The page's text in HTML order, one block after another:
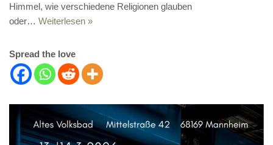
Himmel, wie verschiedene Religionen glauben
oder… Weiterlesen »
Spread the love